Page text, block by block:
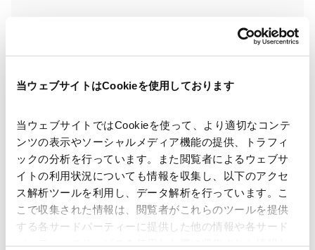
当ウェブサイトはCookieを使用しております
当ウェブサイトではCookieを使って、より適切なコンテ
ンツの表示やソーシャルメディア機能の提供、トラフィ
ックの分析を行っています。また閲覧者によるウェブサ
イトの利用状況についても情報を収集し、以下のアクセ
ス解析ツールを利用し、データ解析を行っています。こ
こで収集された情報は、閲覧者がこれらのツールを提供
する各サードパーティーに提供した他の情報や各サード
パーティーのサービスを使用した際に収集された情報と
EMERGING COUNTRIES LEGAL
2024.09.27
【アジア・新興国法務】ASIA &
EMERGING COUNTRIES LEGAL
UPDATE（2024年6月号）
2024.06.28